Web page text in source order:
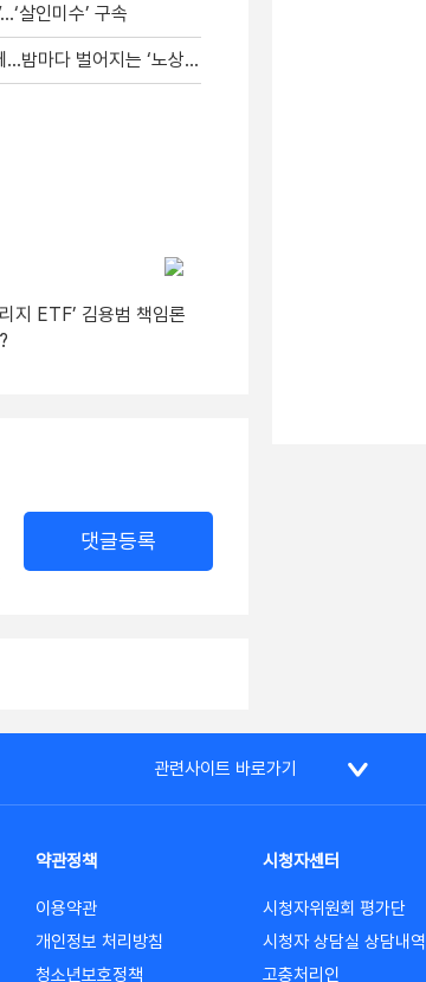
살인미수’ 구속
벌어지는 ‘노상방뇨 전쟁’
지 ETF’ 김용범 책임론
댓글등록
관련사이트 바로가기
약관정책
이용약관
개인정보 처리방침
청소년보호정책
시청자센터
시청자위원회 평가단
시청자 상담실 상담내역
고충처리인